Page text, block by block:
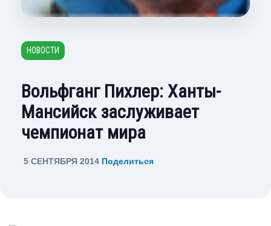
НОВОСТИ
Вольфганг Пихлер: Ханты-
Мансийск заслуживает
чемпионат мира
5 СЕНТЯБРЯ 2014 Поделиться